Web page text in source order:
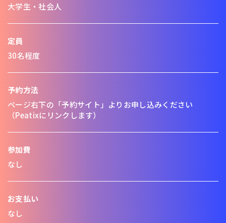
大学生・社会人
定員
30名程度
予約方法
ページ右下の「予約サイト」よりお申し込みください
（Peatixにリンクします）
参加費
なし
お支払い
なし